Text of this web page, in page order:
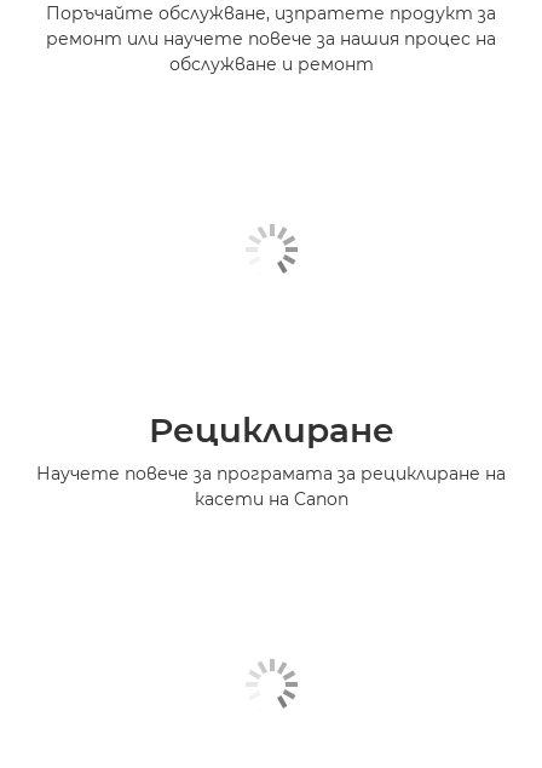
Поръчайте обслужване, изпратете продукт за
ремонт или научете повече за нашия процес на
обслужване и ремонт
Рециклиране
Научете повече за програмата за рециклиране на
касети на Canon